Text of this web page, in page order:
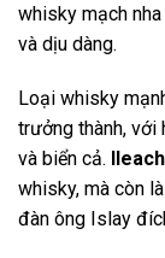
whisky mạch
và dịu dàng.
Loại whisky
trưởng thành,
và biển cả.
whisky, mà còn
đàn ông Islay